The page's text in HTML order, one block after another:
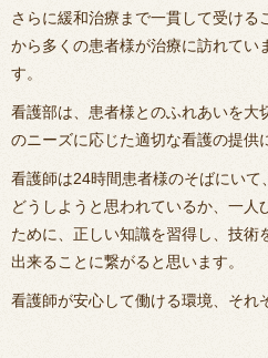
さらに緩和治療まで一貫して受け
から多くの患者様が治療に訪れてい
す。
看護部は、患者様とのふれあいを大
のニーズに応じた適切な看護の提供
看護師は24時間患者様のそばにい
どうしようと思われているか、一
ために、正しい知識を習得し、技
出来ることに繋がると思います。
看護師が安心して働ける環境、それ